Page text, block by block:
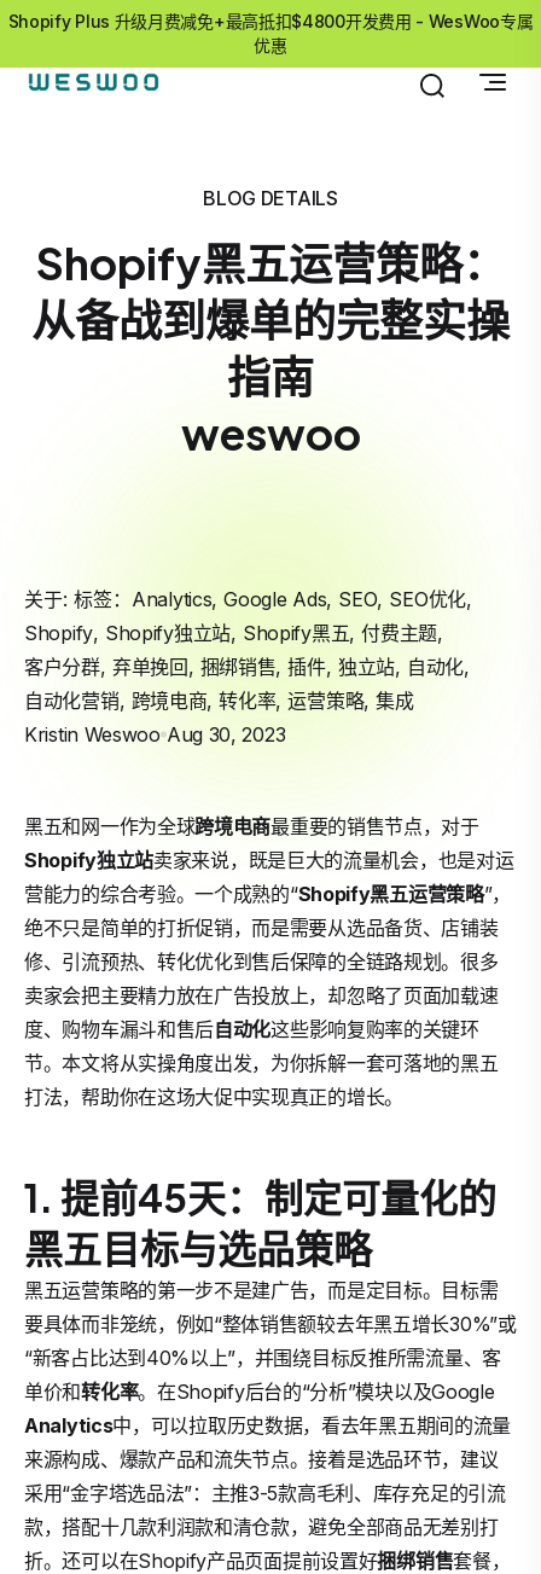
Shopify Plus 升级月费减免+最高抵扣$4800开发费用 - WesWoo专属
优惠
BLOG DETAILS
Shopify黑五运营策略：
从备战到爆单的完整实操
指南
weswoo
关于: 标签： Analytics,Google Ads, SEO, SEO优化,
Shopify, Shopify独立站, Shopify黑五,付费主题,
客户分群, 弃单挽回, 捆绑销售,插件, 独立站, 自动化,
自动化营销, 跨境电商,转化率,运营策略,集成
Kristin Weswoo Aug 30, 2023
黑五和网一作为全球跨境电商最重要的销售节点，对于
Shopify独立站卖家来说，既是巨大的流量机会，也是对运
营能力的综合考验。一个成熟的“Shopify黑五运营策略”，
绝不只是简单的打折促销，而是需要从选品备货、店铺装
修、引流预热、转化优化到售后保障的全链路规划。很多
卖家会把主要精力放在广告投放上，却忽略了页面加载速
度、购物车漏斗和售后自动化这些影响复购率的关键环
节。本文将从实操角度出发，为你拆解一套可落地的黑五
打法，帮助你在这场大促中实现真正的增长。
1. 提前45天：制定可量化的
黑五目标与选品策略
黑五运营策略的第一步不是建广告，而是定目标。目标需
要具体而非笼统，例如“整体销售额较去年黑五增长30%”或
“新客占比达到40%以上”，并围绕目标反推所需流量、客
单价和转化率。在Shopify后台的“分析”模块以及Google
Analytics中，可以拉取历史数据，看去年黑五期间的流量
来源构成、爆款产品和流失节点。接着是选品环节，建议
采用“金字塔选品法”：主推3-5款高毛利、库存充足的引流
款，搭配十几款利润款和清仓款，避免全部商品无差别打
折。还可以在Shopify产品页面提前设置好捆绑销售套餐，